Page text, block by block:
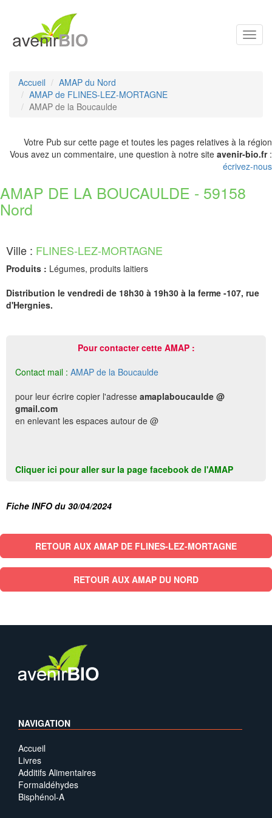
Accueil
AMAP du Nord
AMAP de FLINES-LEZ-MORTAGNE
AMAP de la Boucaulde
Votre Pub sur cette page et toutes les pages relatives à la région
Vous avez un commentaire, une question à notre site avenir-bio.fr:
écrivez-nous
AMAP DE LA BOUCAULDE - 59158
Nord
Ville : FLINES-LEZ-MORTAGNE
Produits : Légumes, produits laitiers
Distribution le vendredi de 18h30 à 19h30 à la ferme -107, rue
d'Hergnies.
Pour contacter cette AMAP :
Contact mail : AMAP de la Boucaulde
pour leur écrire copier l'adresse amaplaboucaulde @
gmail.com
en enlevant les espaces autour de @
Cliquer ici pour aller sur la page facebook de l'AMAP
Fiche INFO du 30/04/2024
RETOUR AUX AMAP DE FLINES-LEZ-MORTAGNE
RETOUR AUX AMAP DU NORD
NAVIGATION
Accueil
Livres
Additifs Alimentaires
Formaldéhydes
Bisphénol-A